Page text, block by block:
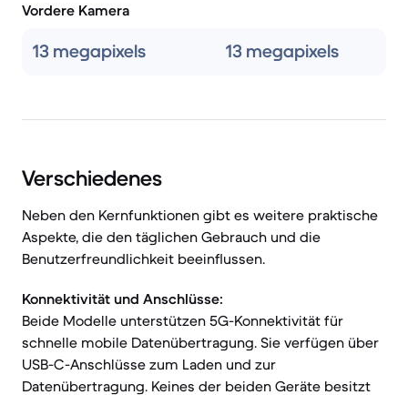
Vordere Kamera
13 megapixels 13 megapixels
Verschiedenes
Neben den Kernfunktionen gibt es weitere praktische
Aspekte, die den täglichen Gebrauch und die
Benutzerfreundlichkeit beeinflussen.
Konnektivität und Anschlüsse:
Beide Modelle unterstützen 5G-Konnektivität für
schnelle mobile Datenübertragung. Sie verfügen über
USB-C-Anschlüsse zum Laden und zur
Datenübertragung. Keines der beiden Geräte besitzt